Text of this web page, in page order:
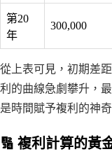
第20
年
300,000
從上表可見，初期差
利的曲線急劇攀升，
是時間賦予複利的神
🔢 複利計算的黃